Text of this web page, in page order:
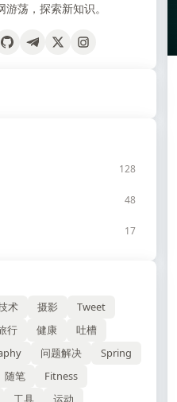
游荡，探索新知识。
128
48
17
术 摄影
Tweet
行 健康
吐槽
问题解决
Spring
随笔
Fitness
工具
运动